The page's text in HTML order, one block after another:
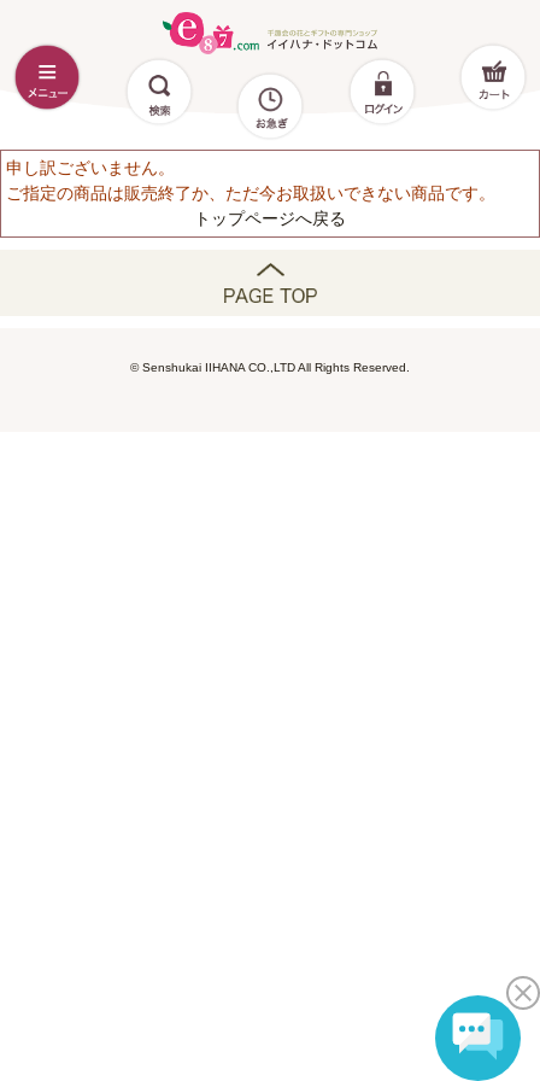
申し訳ございません。
ご指定の商品は販売終了か、ただ今お取扱いできない商品です。
トップページへ戻る
© Senshukai IIHANA CO.,LTD All Rights Reserved.